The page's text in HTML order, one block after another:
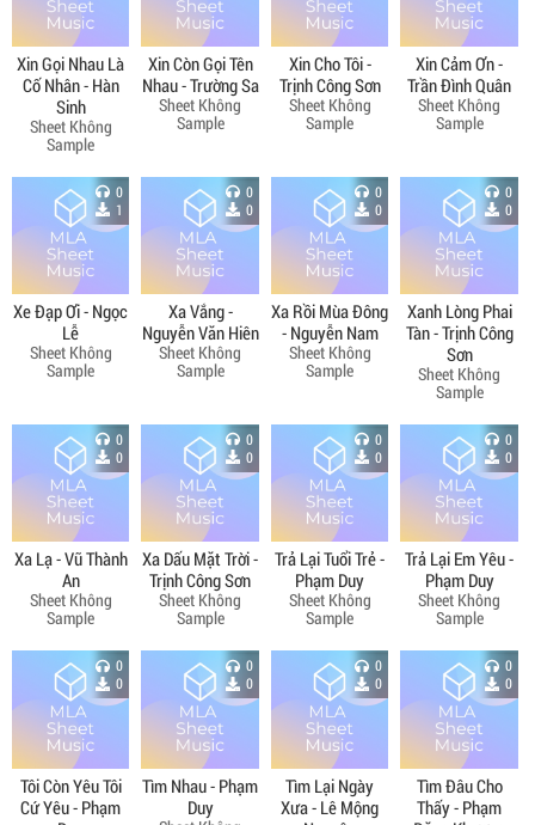
Xin Gọi Nhau Là
Cố Nhân - Hàn
Sinh
Sheet Không
Sample
Xin Còn Gọi Tên
Nhau - Trường Sa
Sheet Không
Sample
Xin Cho Tôi -
Trịnh Công Sơn
Sheet Không
Sample
Xin Cảm Ơn -
Trần Đình Quân
Sheet Không
Sample
0
1
Xe Đạp Ơi - Ngọc
Lễ
Sheet Không
Sample
0
0
Xa Vắng -
Nguyễn Văn Hiên
Sheet Không
Sample
0
0
Xa Rồi Mùa Đông
- Nguyễn Nam
Sheet Không
Sample
0
0
Xanh Lòng Phai
Tàn - Trịnh Công
Sơn
Sheet Không
Sample
0
0
Xa Lạ - Vũ Thành
An
Sheet Không
Sample
0
0
Xa Dấu Mặt Trời -
Trịnh Công Sơn
Sheet Không
Sample
0
0
Trả Lại Tuổi Trẻ -
Phạm Duy
Sheet Không
Sample
0
0
Trả Lại Em Yêu -
Phạm Duy
Sheet Không
Sample
0
0
Tôi Còn Yêu Tôi
Cứ Yêu - Phạm
0
0
Tìm Nhau - Phạm
Duy
0
0
Tìm Lại Ngày
Xưa - Lê Mộng
0
0
Tìm Đâu Cho
Thấy - Phạm